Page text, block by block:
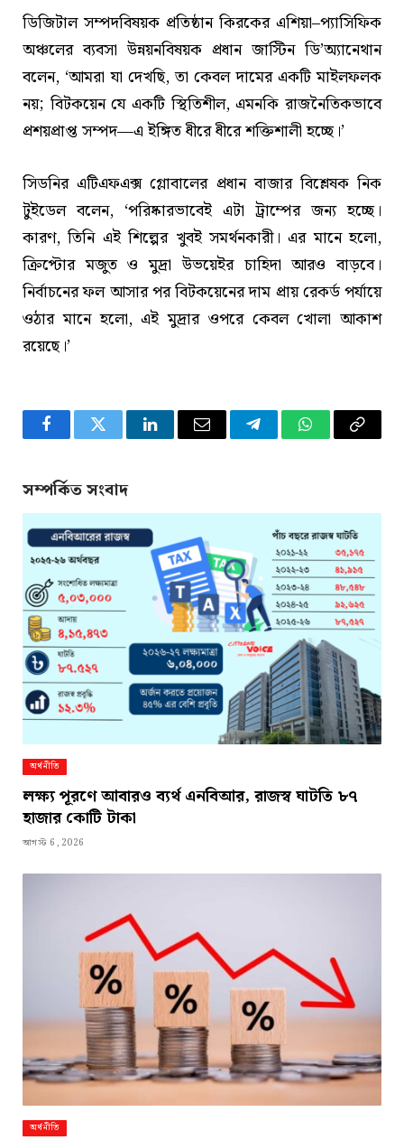
ডিজিটাল সম্পদবিষয়ক প্রতিষ্ঠান কিরকের এশিয়া–প্যাসিফিক
অঞ্চলের ব্যবসা উন্নয়নবিষয়ক প্রধান জাস্টিন ডি’অ্যানেথান
বলেন, ‘আমরা যা দেখছি, তা কেবল দামের একটি মাইলফলক
নয়; বিটকয়েন যে একটি স্থিতিশীল, এমনকি রাজনৈতিকভাবে
প্রশয়প্রাপ্ত সম্পদ—এ ইঙ্গিত ধীরে ধীরে শক্তিশালী হচ্ছে।’
সিডনির এটিএফএক্স গ্লোবালের প্রধান বাজার বিশ্লেষক নিক
টুইডেল বলেন, ‘পরিষ্কারভাবেই এটা ট্রাম্পের জন্য হচ্ছে।
কারণ, তিনি এই শিল্পের খুবই সমর্থনকারী। এর মানে হলো,
ক্রিপ্টোর মজুত ও মুদ্রা উভয়েইর চাহিদা আরও বাড়বে।
নির্বাচনের ফল আসার পর বিটকয়েনের দাম প্রায় রেকর্ড পর্যায়ে
ওঠার মানে হলো, এই মুদ্রার ওপরে কেবল খোলা আকাশ
রয়েছে।’
FacebookTwitter LinkedInEmail TelegramWhatsApp
Copy
সম্পর্কিত সংবাদ
অর্থনীতি
লক্ষ্য পূরণে আবারও ব্যর্থ এনবিআর, রাজস্ব ঘাটতি ৮৭
হাজার কোটি টাকা
আগস্ট 6, 2026
অর্থনীতি